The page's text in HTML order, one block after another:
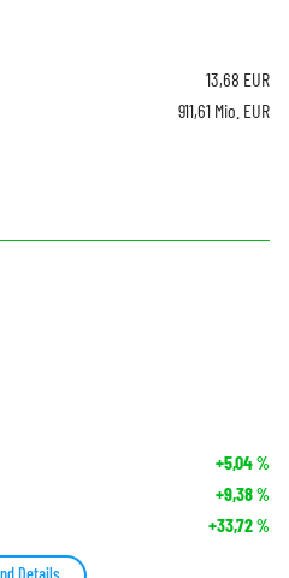
13,68 EUR
911,61 Mio. EUR
+5,04%
+9,38%
+33,72%
Details